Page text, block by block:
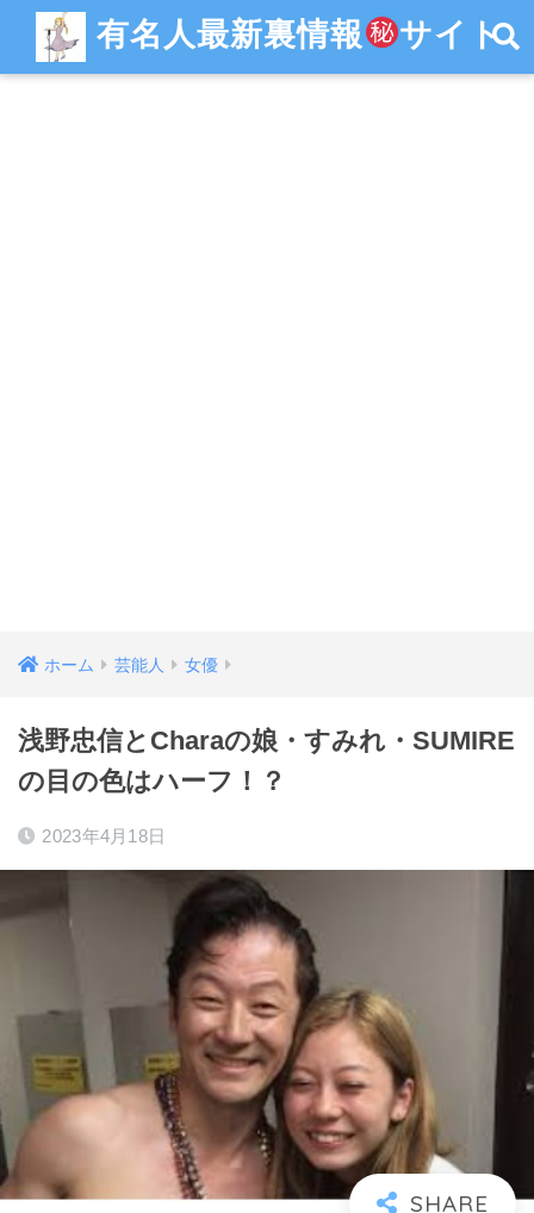
有名人最新裏情報 サイト
ホーム 芸能人 女優
浅野忠信とCharaの娘・すみれ・SUMIRE
の目の色はハーフ！？
2023年4月18日